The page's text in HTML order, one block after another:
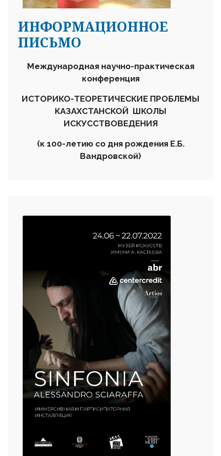
ИНФОРМАЦИОННОЕ
ПИСЬМО
Международная научно-практическая
конференция
ИСТОРИКО-ТЕОРЕТИЧЕСКИЕ ПРОБЛЕМЫ
КАЗАХСТАНСКОЙ ШКОЛЫ
ИСКУССТВОВЕДЕНИЯ
(к 100-летию со дня рождения Е.Б.
Вандровской)